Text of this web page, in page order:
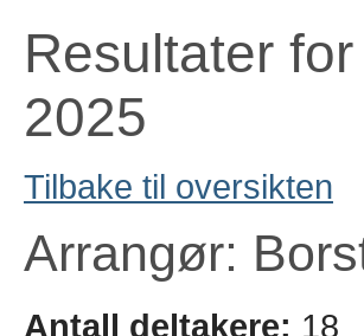
Resultater
2025
Tilbake til oversikten
Arrangør:
Antall deltakere: 18